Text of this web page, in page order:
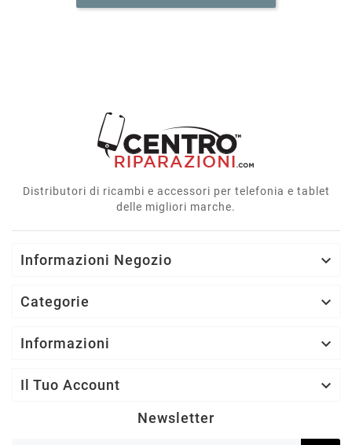
Distributori di ricambi e accessori per telefonia e tablet
delle migliori marche.
Informazioni Negozio 
Categorie 
Informazioni 
Il Tuo Account 
Newsletter